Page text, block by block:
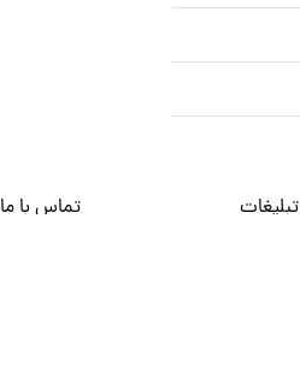
تبلیغات تماس با ما